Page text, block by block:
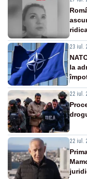
23 iul.
la
22 iul.
22 iul.